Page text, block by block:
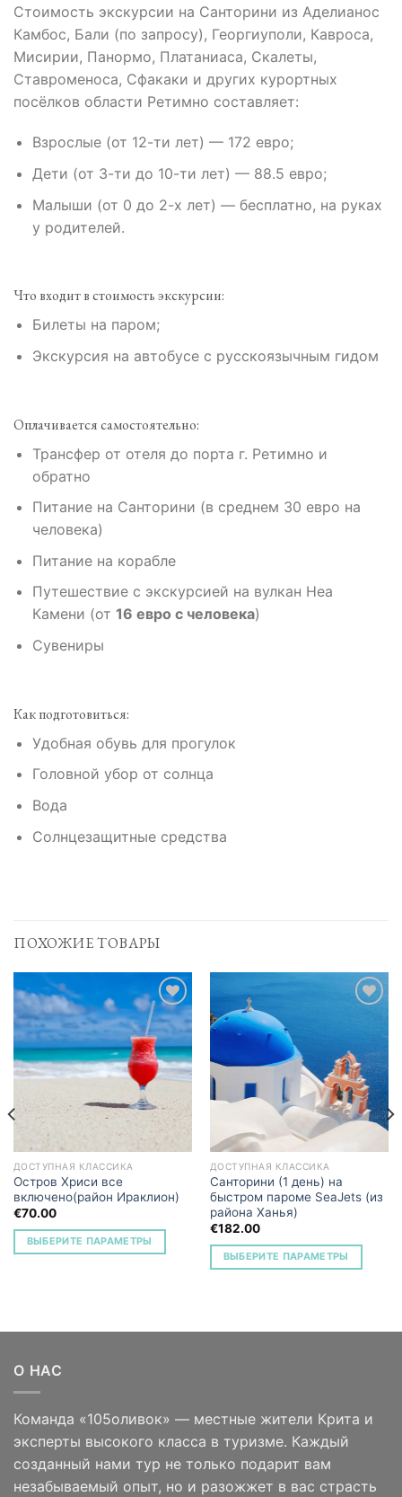
Стоимость экскурсии на Санторини из Аделианос
Камбос, Бали (по запросу), Георгиуполи, Кавроса,
Мисирии, Панормо, Платаниаса, Скалеты,
Ставроменоса, Сфакаки и других курортных
посёлков области Ретимно составляет:
Взрослые (от 12-ти лет) — 172 евро;
Дети (от 3-ти до 10-ти лет) — 88.5 евро;
Малыши (от 0 до 2-х лет) — бесплатно, на руках
у родителей.
Что входит в стоимость экскурсии:
Билеты на паром;
Экскурсия на автобусе с русскоязычным гидом
Оплачивается самостоятельно:
Трансфер от отеля до порта г. Ретимно и
обратно
Питание на Санторини (в среднем 30 евро на
человека)
Питание на корабле
Путешествие с экскурсией на вулкан Неа
Камени (от 16 евро с человека)
Сувениры
Как подготовиться:
Удобная обувь для прогулок
Головной убор от солнца
Вода
Солнцезащитные средства
ПОХОЖИЕ ТОВАРЫ
Add to
Wishlist
ДОСТУПНАЯ КЛАССИКА
Остров Хриси все
включено(район Ираклион)
€70.00
ВЫБЕРИТЕ ПАРАМЕТРЫ
Add to
Wishlist
ДОСТУПНАЯ КЛАССИКА
Санторини (1 день) на
быстром пароме SeaJets (из
района Ханья)
€182.00
ВЫБЕРИТЕ ПАРАМЕТРЫ
О НАС
Команда «105оливок» — местные жители Крита и
эксперты высокого класса в туризме. Каждый
созданный нами тур не только подарит вам
незабываемый опыт, но и разожжет в вас страсть